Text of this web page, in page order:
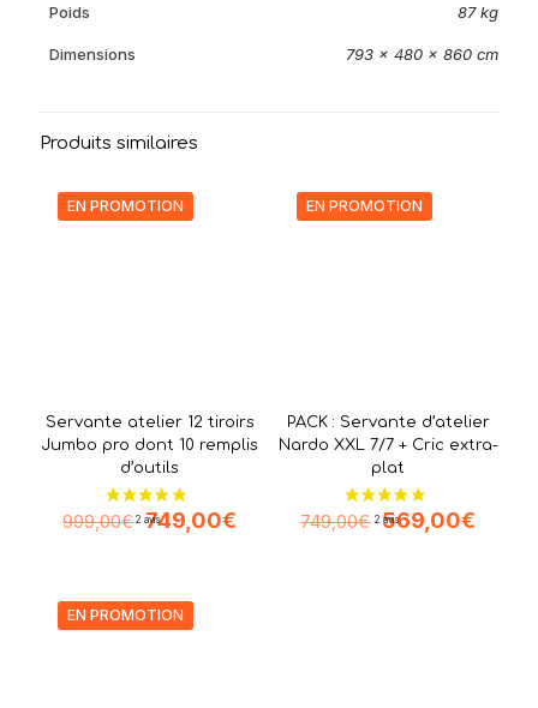
Poids 87 kg
Dimensions 793 × 480 × 860 cm
Produits similaires
EN PROMOTION
Servante atelier 12 tiroirs
Jumbo pro dont 10 remplis
d’outils
999,00€ Le
999,00€.
749,00€
EN PROMOTION
PACK : Servante d’atelier
Nardo XXL 7/7 + Cric extra-
plat
749,00€
Le
569,00€
EN PROMOTION